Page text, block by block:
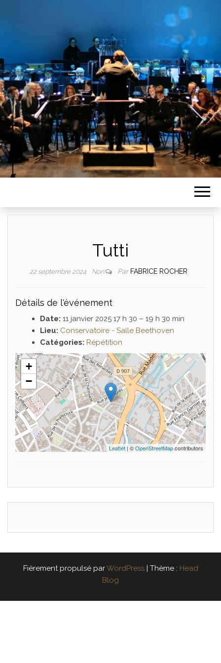
Tutti
22 septembre 2024 Non Par FABRICE ROCHER
Détails de l'événement
Date: 11 janvier 2025 17 h 30 – 19 h 30 min
Lieu: Conservatoire - Salle Beethoven
Catégories: Répétition
+
−
Leaflet| ©OpenStreetMapcontributors
Fièrement propulsé parWordPress | Thème : Head
Blog